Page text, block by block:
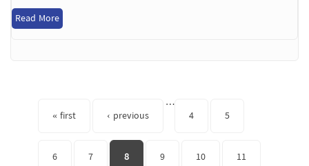
Read More
« first ‹ previous
…
4
5
6 7 8 9 10 11